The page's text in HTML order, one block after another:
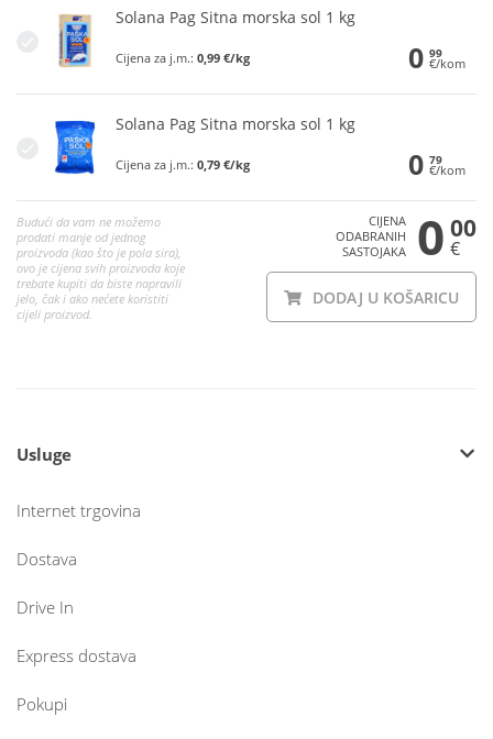
Solana Pag Sitna morska sol 1 kg
Cijena za j.m.: 0,99 €/kg 0 99
€/kom
Solana Pag Sitna morska sol 1 kg
Cijena za j.m.: 0,79 €/kg 0 79
€/kom
Budući da vam ne možemo
prodati manje od jednog
proizvoda (kao što je pola sira),
ovo je cijena svih proizvoda koje
trebate kupiti da biste napravili
jelo, čak i ako nećete koristiti
cijeli proizvod.
CIJENA
ODABRANIH
SASTOJAKA
0 00
€
DODAJ U KOŠARICU
Usluge
Internet trgovina
Dostava
Drive In
Express dostava
Pokupi